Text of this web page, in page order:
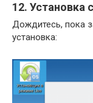
12. Установка
Дождитесь, пока
установка: